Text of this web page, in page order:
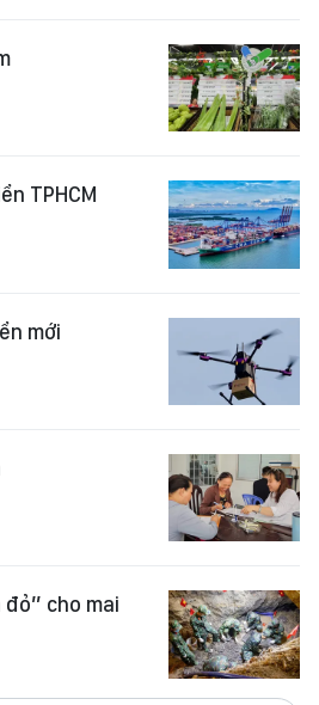
TPHCM
mới
cho mai